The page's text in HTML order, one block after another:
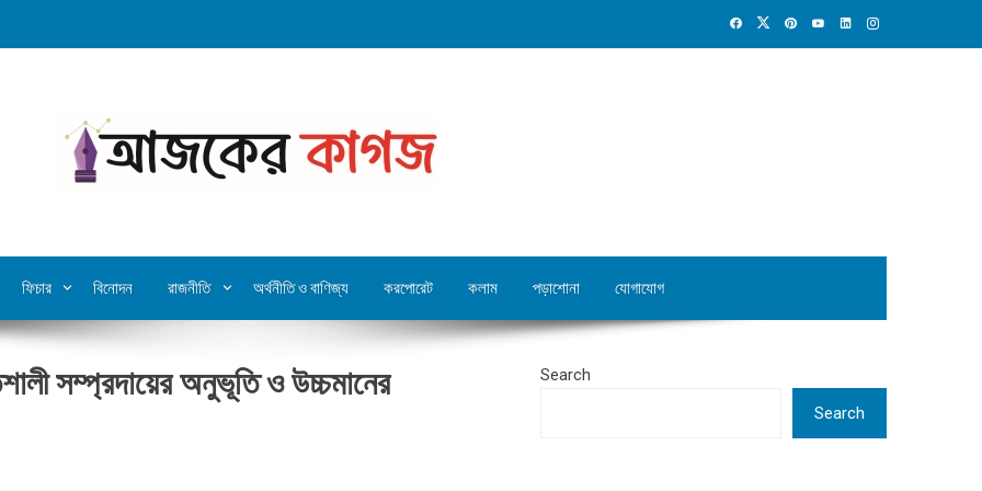
ফিচার বিনোদন রাজনীতি অর্থনীতি ও বাণিজ্য করপোরেট কলাম পড়াশোনা যোগাযোগ
সম্প্রদায়ের অনুভূতি ও উচ্চমানের
Search
Search